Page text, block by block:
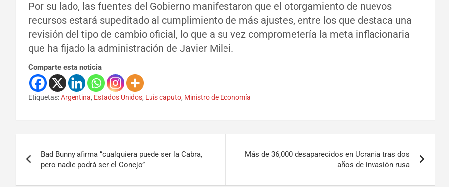
Por su lado, las fuentes del Gobierno manifestaron que el otorgamiento de nuevos
recursos estará supeditado al cumplimiento de más ajustes, entre los que destaca una
revisión del tipo de cambio oficial, lo que a su vez comprometería la meta inflacionaria
que ha fijado la administración de Javier Milei.
Comparte esta noticia
Etiquetas:Argentina, Estados Unidos, Luis caputo, Ministro de Economía
Bad Bunny afirma “cualquiera puede ser la Cabra,
pero nadie podrá ser el Conejo”
Más de 36,000 desaparecidos en Ucrania tras dos
años de invasión rusa